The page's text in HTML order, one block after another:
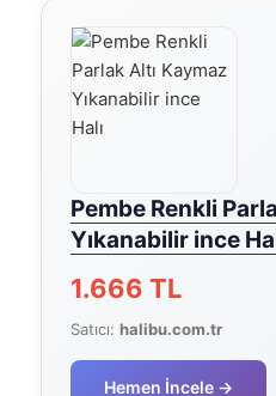
Pembe Renkli
Yıkanabilir ince
1.666 TL
Satıcı:halibu.com.tr
Hemen İncele →